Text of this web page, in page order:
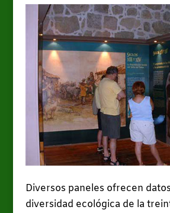
Diversos paneles ofrecen
diversidad ecológica de la